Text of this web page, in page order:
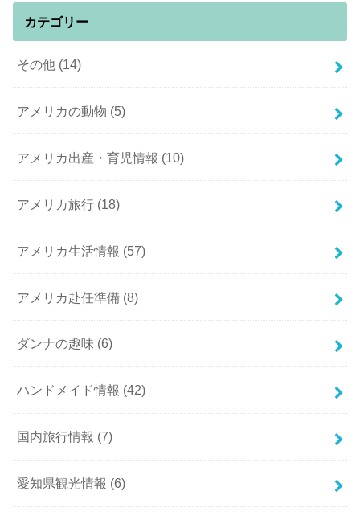
カテゴリー
その他 (14)
アメリカの動物 (5)
アメリカ出産・育児情報 (10)
アメリカ旅行 (18)
アメリカ生活情報 (57)
アメリカ赴任準備 (8)
ダンナの趣味 (6)
ハンドメイド情報 (42)
国内旅行情報 (7)
愛知県観光情報 (6)